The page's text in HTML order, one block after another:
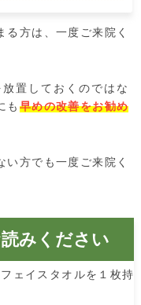
る方は、一度ご来院く
置しておくのではな
も 早めの改善をお勧め
方でも一度ご来院く
みください
ェイスタオルを１枚持